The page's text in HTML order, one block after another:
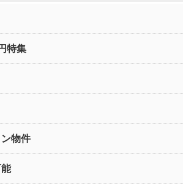
特集
物件